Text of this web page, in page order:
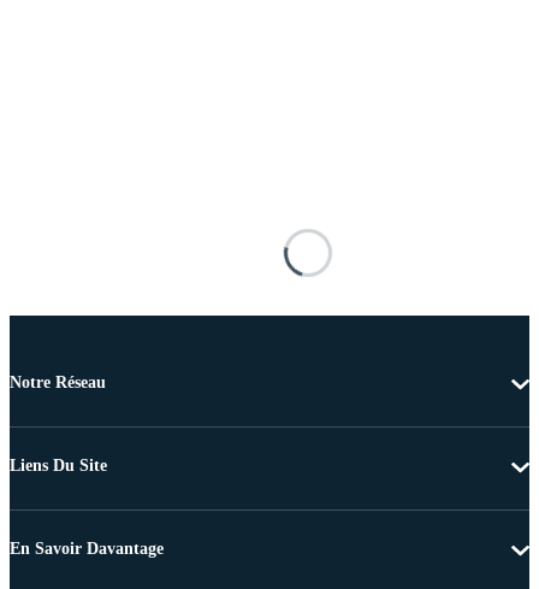
Notre Réseau
Liens Du Site
En Savoir Davantage